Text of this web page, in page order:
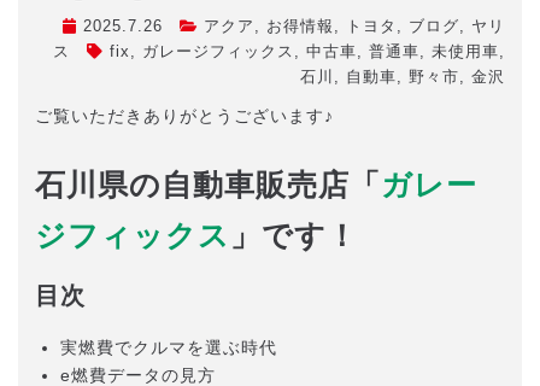
2025.7.26 アクア , お得情報 , トヨタ , ブログ, ヤリ
ス
fix , ガレージフィックス , 中古車, 普通車, 未使用車,
石川 , 自動車, 野々市, 金沢
ご覧いただきありがとうございます♪
石川県の自動車販売店「 ガレー
ジフィックス 」です！
目次
実燃費でクルマを選ぶ時代
e燃費データの見方